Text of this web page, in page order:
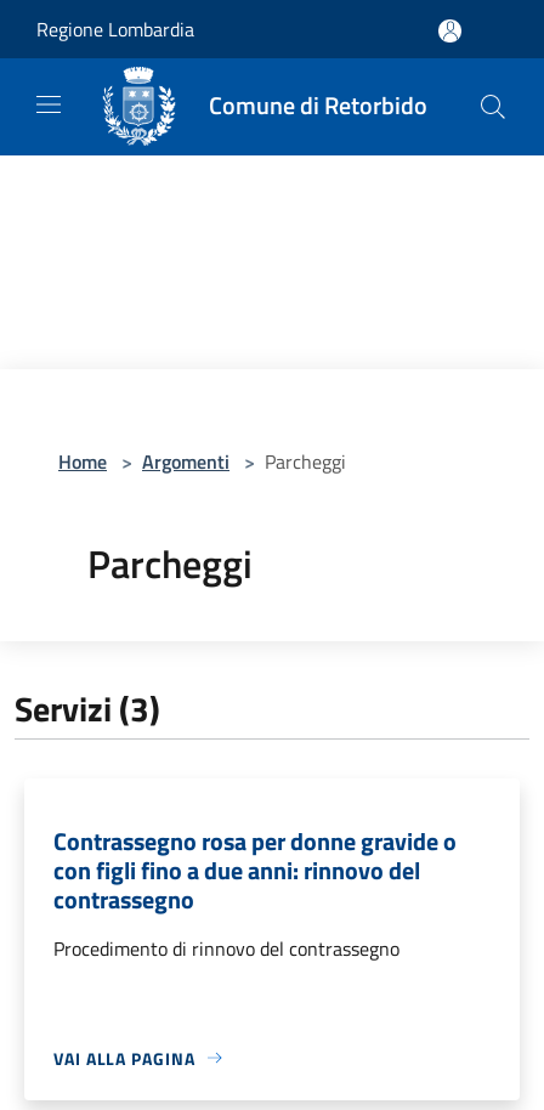
Regione Lombardia
Comune di Retorbido
Home > Argomenti > Parcheggi
Parcheggi
Servizi (3)
Contrassegno rosa per donne gravide o
con figli fino a due anni: rinnovo del
contrassegno
Procedimento di rinnovo del contrassegno
VAI ALLA PAGINA